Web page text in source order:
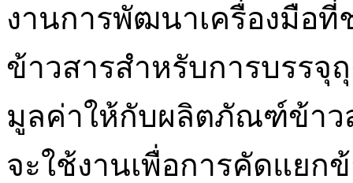
งานการพัฒนาเครื่องมือที่
ข้าวสารสำหรับการบรรจุ
มูลค่าให้กับผลิตภัณฑ์ข้าว
จะใช้งานเพื่อการคัดแยก